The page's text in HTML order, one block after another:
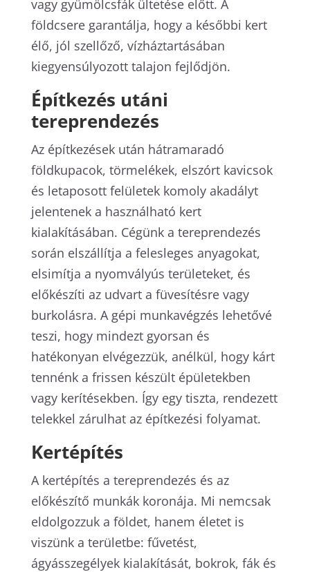
vagy gyümölcsfák ültetése előtt. A
földcsere garantálja, hogy a későbbi kert
élő, jól szellőző, vízháztartásában
kiegyensúlyozott talajon fejlődjön.
Építkezés utáni
tereprendezés
Az építkezések után hátramaradó
földkupacok, törmelékek, elszórt kavicsok
és letaposott felületek komoly akadályt
jelentenek a használható kert
kialakításában. Cégünk a tereprendezés
során elszállítja a felesleges anyagokat,
elsimítja a nyomvályús területeket, és
előkészíti az udvart a füvesítésre vagy
burkolásra. A gépi munkavégzés lehetővé
teszi, hogy mindezt gyorsan és
hatékonyan elvégezzük, anélkül, hogy kárt
tennénk a frissen készült épületekben
vagy kerítésekben. Így egy tiszta, rendezett
telekkel zárulhat az építkezési folyamat.
Kertépítés
A kertépítés a tereprendezés és az
előkészítő munkák koronája. Mi nemcsak
eldolgozzuk a földet, hanem életet is
viszünk a területbe: fűvetést,
ágyásszegélyek kialakítását, bokrok, fák és